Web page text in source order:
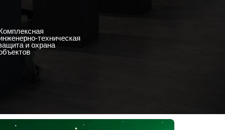
техническая
и охрана